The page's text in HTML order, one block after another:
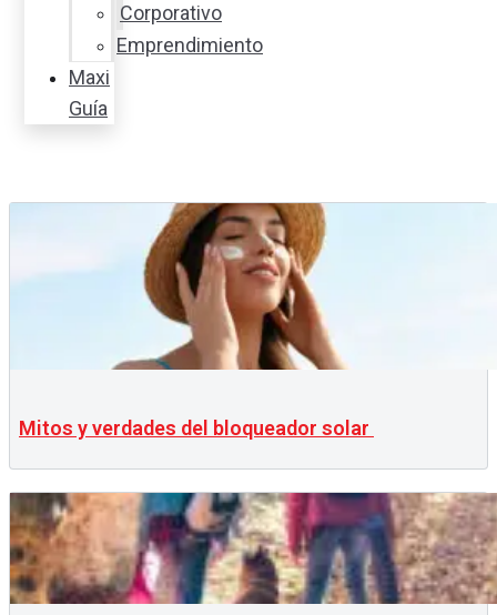
Corporativo
Emprendimiento
Maxi
Guía
Mitos y verdades del bloqueador solar